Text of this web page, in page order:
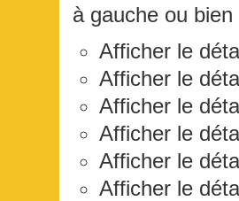
à gauche ou
Afficher le
Afficher le
Afficher le
Afficher le
Afficher le
Afficher le